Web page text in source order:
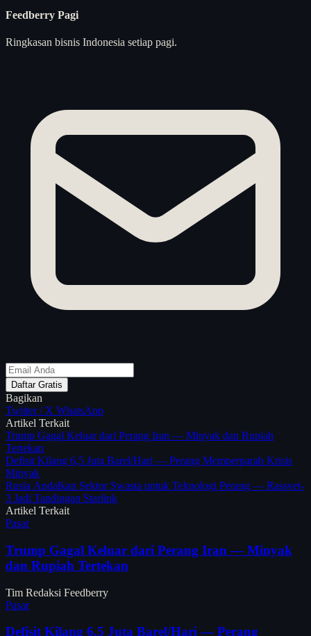
Feedberry Pagi
Ringkasan bisnis Indonesia setiap pagi.
Daftar Gratis
Bagikan
Twitter / X WhatsApp
Artikel Terkait
Trump Gagal Keluar dari Perang Iran — Minyak dan Rupiah
Tertekan
Defisit Kilang 6,5 Juta Barel/Hari — Perang Memperparah Krisis
Minyak
Rusia Andalkan Sektor Swasta untuk Teknologi Perang — Rassvet-
3 Jadi Tandingan Starlink
Artikel Terkait
Pasar
Trump Gagal Keluar dari Perang Iran — Minyak
dan Rupiah Tertekan
Tim Redaksi Feedberry
Pasar
Defisit Kilang 6,5 Juta Barel/Hari — Perang